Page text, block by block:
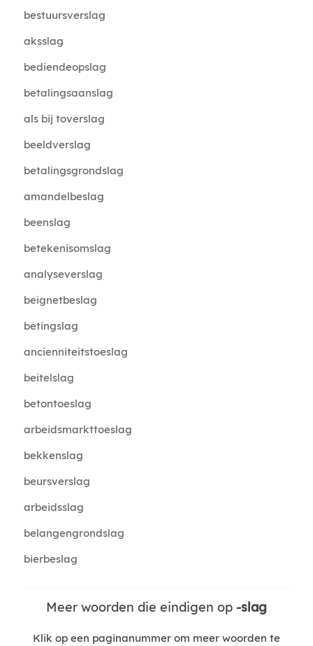
bestuursverslag
aksslag
bediendeopslag
betalingsaanslag
als bij toverslag
beeldverslag
betalingsgrondslag
amandelbeslag
beenslag
betekenisomslag
analyseverslag
beignetbeslag
betingslag
ancienniteitstoeslag
beitelslag
betontoeslag
arbeidsmarkttoeslag
bekkenslag
beursverslag
arbeidsslag
belangengrondslag
bierbeslag
Meer woorden die eindigen op -slag
Klik op een paginanummer om meer woorden te